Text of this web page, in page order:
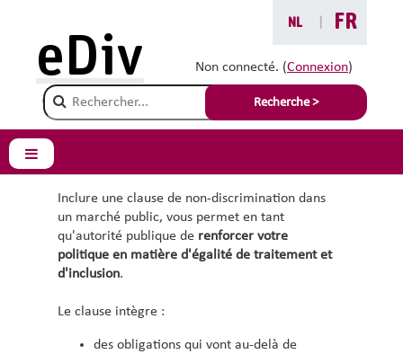
NL
FR
Non connecté. (Connexion)
Champ de recherche
Recherche >
eDiv
Panneau latéral
Clause de non-
discrimination pour
les marchés (publics)
Inclure une clause de non-discrimination dans
un marché public, vous permet en tant
qu'autorité publique de renforcer votre
politique en matière d'égalité de traitement et
d'inclusion.
Le clause intègre :
des obligations qui vont au-delà de